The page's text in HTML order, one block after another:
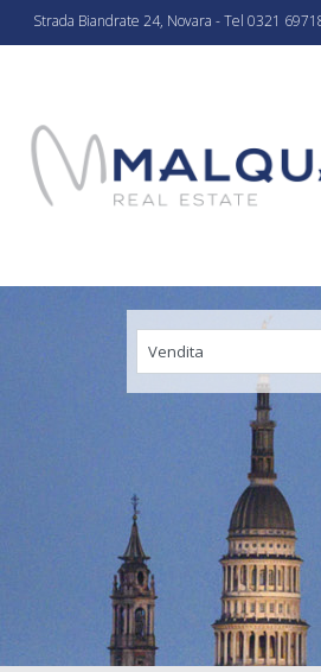
Strada Biandrate 24, Novara - Tel 0321